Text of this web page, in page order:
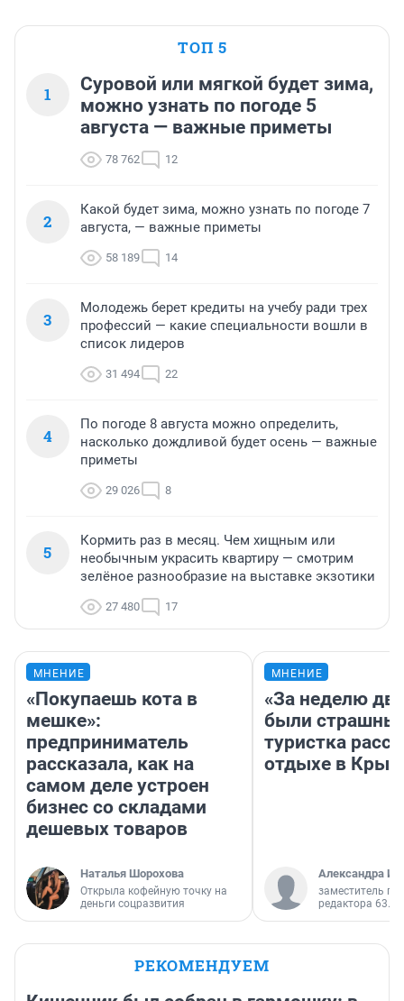
ТОП 5
1
Суровой или мягкой будет зима,
можно узнать по погоде 5
августа — важные приметы
78 762 12
2
Какой будет зима, можно узнать по погоде 7
августа, — важные приметы
58 189 14
3
Молодежь берет кредиты на учебу ради трех
профессий — какие специальности вошли в
список лидеров
31 494 22
4
По погоде 8 августа можно определить,
насколько дождливой будет осень — важные
приметы
29 026 8
5
Кормить раз в месяц. Чем хищным или
необычным украсить квартиру — смотрим
зелёное разнообразие на выставке экзотики
27 480 17
МНЕНИЕ
«Покупаешь кота в
мешке»:
предприниматель
рассказала, как на
самом деле устроен
бизнес со складами
дешевых товаров
Наталья Шорохова
Открыла кофейную точку на
деньги соцразвития
МНЕНИЕ
«За неделю
были
туристка
отдыхе в
Александра
заместитель
редактора 63.RU
РЕКОМЕНДУЕМ